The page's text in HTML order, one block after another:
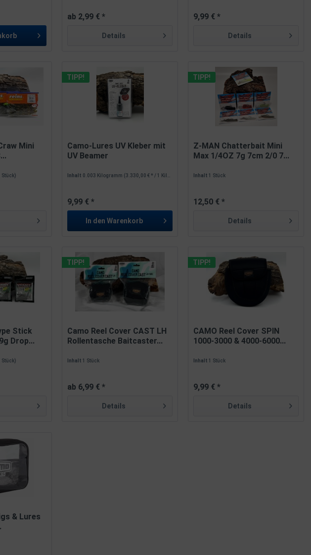
ab 2,99 € *
Details
9,99 € *
Details
Mini
Stück)
TIPP!
Camo-Lures UV Kleber mit
UV Beamer
Inhalt 0.003 Kilogramm (3.330,00 € * / 1 Kilogramm)
9,99 € *
In den Warenkorb
TIPP!
Z-MAN Chatterbait Mini
Max 1/4OZ 7g 7cm 2/0 7...
Inhalt1 Stück
12,50 € *
Details
Stick
Drop...
Stück)
TIPP!
Camo Reel Cover CAST LH
Rollentasche Baitcaster...
Inhalt1 Stück
ab 6,99 € *
Details
TIPP!
CAMO Reel Cover SPIN
1000-3000 & 4000-6000...
Inhalt1 Stück
9,99 € *
Details
& Lures